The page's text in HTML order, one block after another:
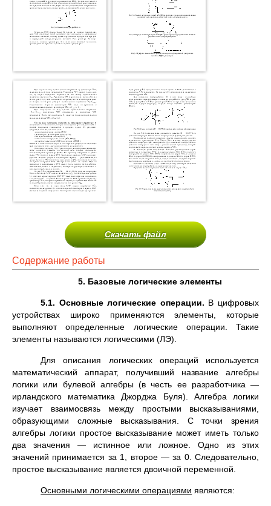
Скачать файл
Содержание работы
5. Базовые логические элементы
5.1. Основные логические операции. В цифровых
устройствах широко применяются элементы, которые
выполняют определенные логические операции. Такие
элементы называются логическими (ЛЭ).
Для описания логических операций используется
математический аппарат, получивший название алгебры
логики или булевой алгебры (в честь ее разработчика —
ирландского математика Джорджа Буля). Алгебра логики
изучает взаимосвязь между простыми высказываниями,
образующими сложные высказывания. С точки зрения
алгебры логики простое высказывание может иметь только
два значения — истинное или ложное. Одно из этих
значений принимается за 1, второе — за 0. Следовательно,
простое высказывание является двоичной переменной.
Основными логическими операциями являются: